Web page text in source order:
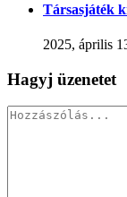
Társasjáték
2025, április
Hagyj üzenetet
Hozzászólás